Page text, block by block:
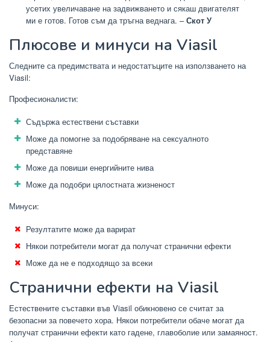
усетих увеличаване на задвижването и сякаш двигателят
ми е готов. Готов съм да тръгна веднага. –Скот У
Плюсове и минуси на Viasil
Следните са предимствата и недостатъците на използването на
Viasil:
Професионалисти:
Съдържа естествени съставки
Може да помогне за подобряване на сексуалното
представяне
Може да повиши енергийните нива
Може да подобри цялостната жизненост
Минуси:
Резултатите може да варират
Някои потребители могат да получат странични ефекти
Може да не е подходящо за всеки
Странични ефекти на Viasil
Естествените съставки във Viasil обикновено се считат за
безопасни за повечето хора. Някои потребители обаче могат да
получат странични ефекти като гадене, главоболие или замаяност.